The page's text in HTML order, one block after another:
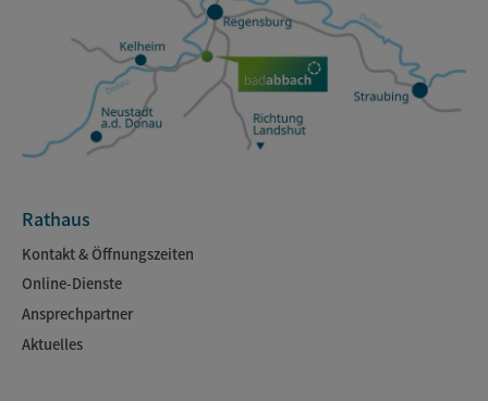
Rathaus
Kontakt & Öffnungszeiten
Online-Dienste
Ansprechpartner
Aktuelles